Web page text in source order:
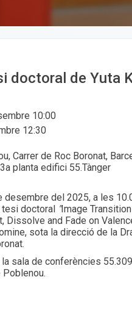
doctoral de Yuta
10:00
12:30
Carrer de Roc Boronat,
planta edifici 55.Tànger
desembre del 2025, a les
doctoral "Image
Dissolve and Fade on
sota la direcció de la
sala de conferències
Poblenou.